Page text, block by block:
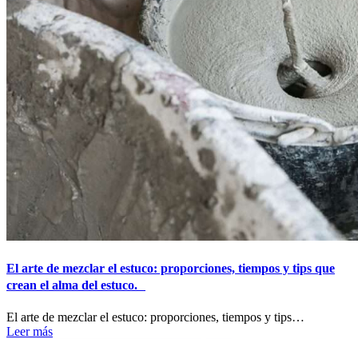
El arte de mezclar el estuco: proporciones, tiempos y tips que
crean el alma del estuco.
El arte de mezclar el estuco: proporciones, tiempos y tips…
Leer más